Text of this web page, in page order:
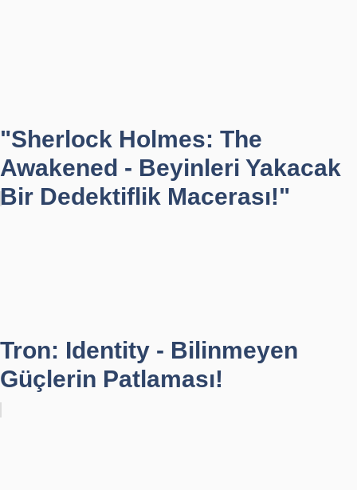
"Sherlock Holmes: The
Awakened - Beyinleri Yakacak
Bir Dedektiflik Macerası!"
Tron: Identity - Bilinmeyen
Güçlerin Patlaması!